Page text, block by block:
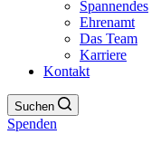
Spannendes
Ehrenamt
Das Team
Karriere
Kontakt
Suchen
Spenden